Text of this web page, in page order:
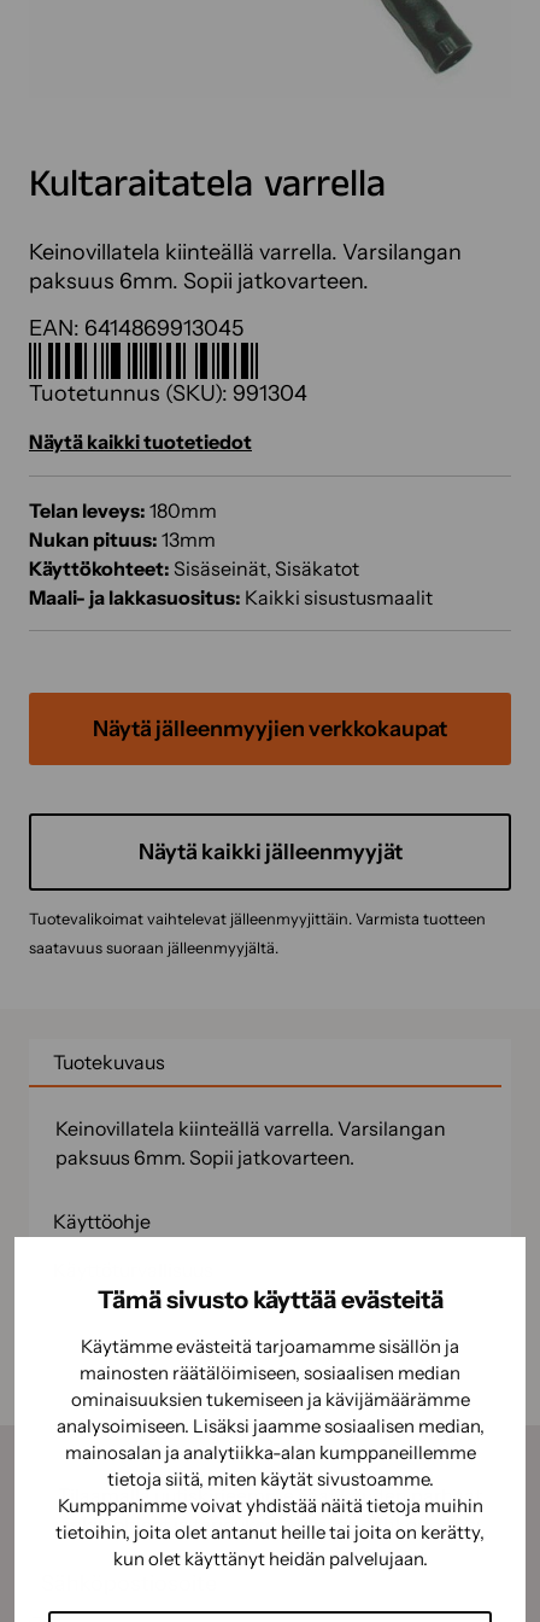
Tämä sivusto käyttää evästeitä
Käytämme evästeitä tarjoamamme sisällön ja
mainosten räätälöimiseen, sosiaalisen median
ominaisuuksien tukemiseen ja kävijämäärämme
analysoimiseen. Lisäksi jaamme sosiaalisen median,
mainosalan ja analytiikka-alan kumppaneillemme
tietoja siitä, miten käytät sivustoamme.
Kumppanimme voivat yhdistää näitä tietoja muihin
tietoihin, joita olet antanut heille tai joita on kerätty,
kun olet käyttänyt heidän palvelujaan.
Kultaraitatela varrella
Keinovillatela kiinteällä varrella. Varsilangan
paksuus 6mm. Sopii jatkovarteen.
EAN: 6414869913045
Tuotetunnus (SKU): 991304
Näytä kaikki tuotetiedot
Telan leveys: 180mm
Nukan pituus: 13mm
Käyttökohteet: Sisäseinät, Sisäkatot
Maali- ja lakkasuositus: Kaikki sisustusmaalit
Näytä jälleenmyyjien verkkokaupat
Näytä kaikki jälleenmyyjät
Tuotevalikoimat vaihtelevat jälleenmyyjittäin. Varmista tuotteen
saatavuus suoraan jälleenmyyjältä.
Tuotekuvaus
Keinovillatela kiinteällä varrella. Varsilangan
paksuus 6mm. Sopii jatkovarteen.
Käyttöohje
Tilaamalla uutiskirjeemme saat kauden parhaat
vinkit, ohjeet ja tarjoukset suoraan sähköpostiisi.
Sähköposti
(Pakollinen)